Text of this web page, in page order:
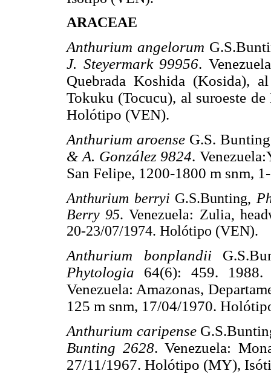
ARACEAE
Anthurium angelorum
J. Steyermark 99956.
Quebrada Koshida (Kosida),
Tokuku (Tocucu), al suroeste
Holótipo (VEN).
Anthurium aroense G.S.
& A. González 9824.
San Felipe, 1200-1800 m snm,
Anthurium berryi G.S.Bunting,
Berry 95. Venezuela: Zulia,
20-23/07/1974. Holótipo (VEN).
Anthurium bonplandii
Phytologia 64(6): 459.
Venezuela: Amazonas,
125 m snm, 17/04/1970.
Anthurium caripense
Bunting 2628. Venezuela:
27/11/1967. Holótipo (MY),